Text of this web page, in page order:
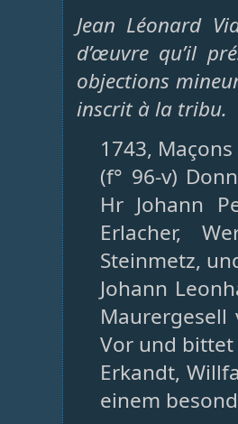
Jean Léonard
d’œuvre qu’il
objections
inscrit à la tribu.
1743,
(f° 96-v)
Hr Johann
Erlacher,
Steinmetz,
Johann
Vor und
Erkandt,
einem